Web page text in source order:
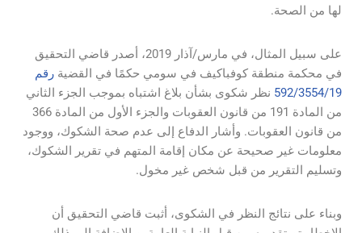
لها من الصحة.
على سبيل المثال، في مارس/آذار 2019، أصدر قاضي التحقيق
في محكمة منطقة كوفباكيف في سومي حكمًا في القضية رقم
592/3554/19 نظر شكوى بشأن بلاغ اشتباه بموجب الجزء الثاني
من المادة 191 من قانون العقوبات والجزء الأول من المادة 366
من قانون العقوبات. وأشار الدفاع إلى عدم صحة الشكوك، ووجود
معلومات غير صحيحة عن مكان إقامة المتهم في تقرير الشكوك،
وتسليم التقرير من قبل شخص غير مخول.
وبناء على نتائج النظر في الشكوى، أثبت قاضي التحقيق أن